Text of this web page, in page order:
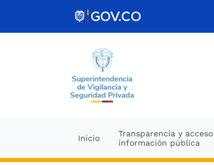
Inicio
Transparencia y
información pública